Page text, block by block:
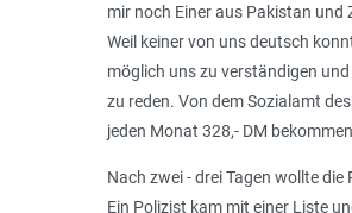
mir noch Einer aus Pakistan und
Weil keiner von uns deutsch
möglich uns zu verständigen
zu reden. Von dem Sozialamt
jeden Monat 328,- DM
Nach zwei - drei Tagen wollte die
Ein Polizist kam mit einer Liste